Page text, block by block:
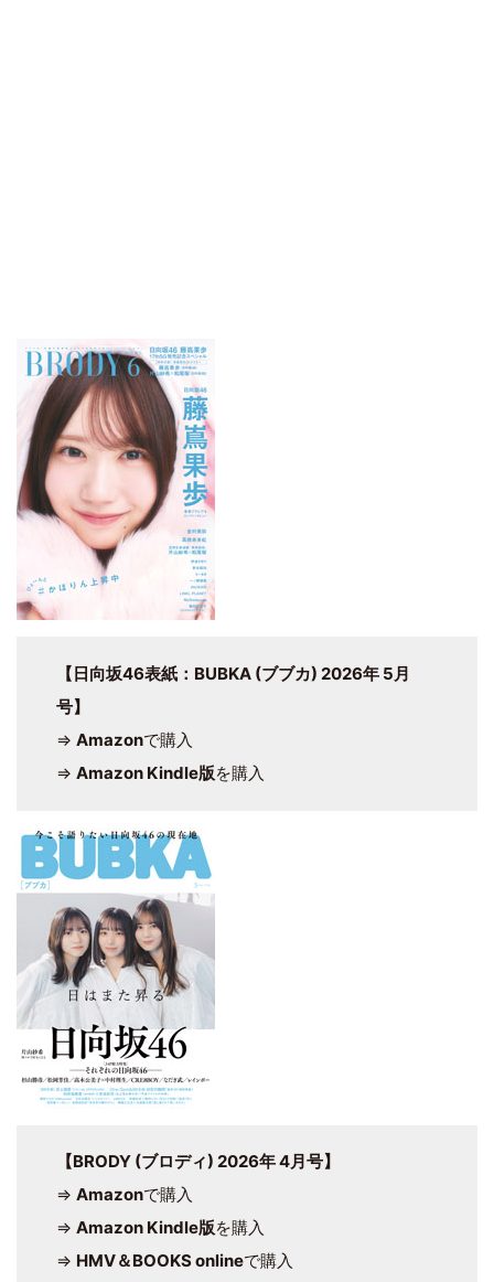
【日向坂46表紙：BUBKA (ブブカ) 2026年 5月
号】
⇒ Amazonで購入
⇒ Amazon Kindle版を購入
【BRODY (ブロディ) 2026年 4月号】
⇒ Amazonで購入
⇒ Amazon Kindle版を購入
⇒ HMV＆BOOKS onlineで購入